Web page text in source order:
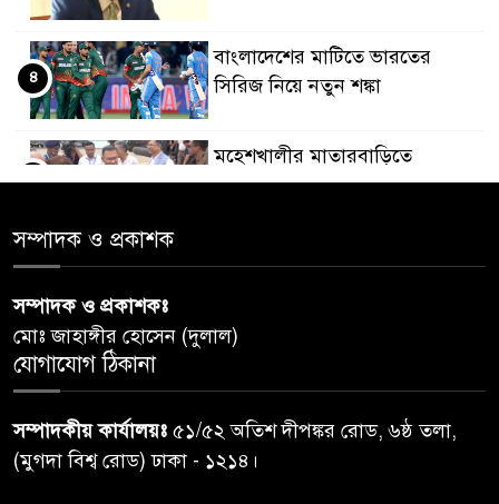
বাংলাদেশের মাটিতে ভারতের
সিরিজ নিয়ে নতুন শঙ্কা
৪
মহেশখালীর মাতারবাড়িতে
পৌঁছেছেন প্রধানমন্ত্রী
৬
গাজার ধ্বংসস্তূপে মিলল আরও ১৯
৭
কুলাউড়া সীমান্তে বিএসএফের
৮
সম্পাদক ও প্রকাশক
সম্পাদক ও প্রকাশকঃ
মোঃ জাহাঙ্গীর হোসেন (দুলাল)
যোগাযোগ ঠিকানা
সম্পাদকীয় কার্যালয়ঃ ৫১/৫২ অতিশ দীপঙ্কর রোড, ৬ষ্ঠ তলা,
(মুগদা বিশ্ব রোড) ঢাকা - ১২১৪।